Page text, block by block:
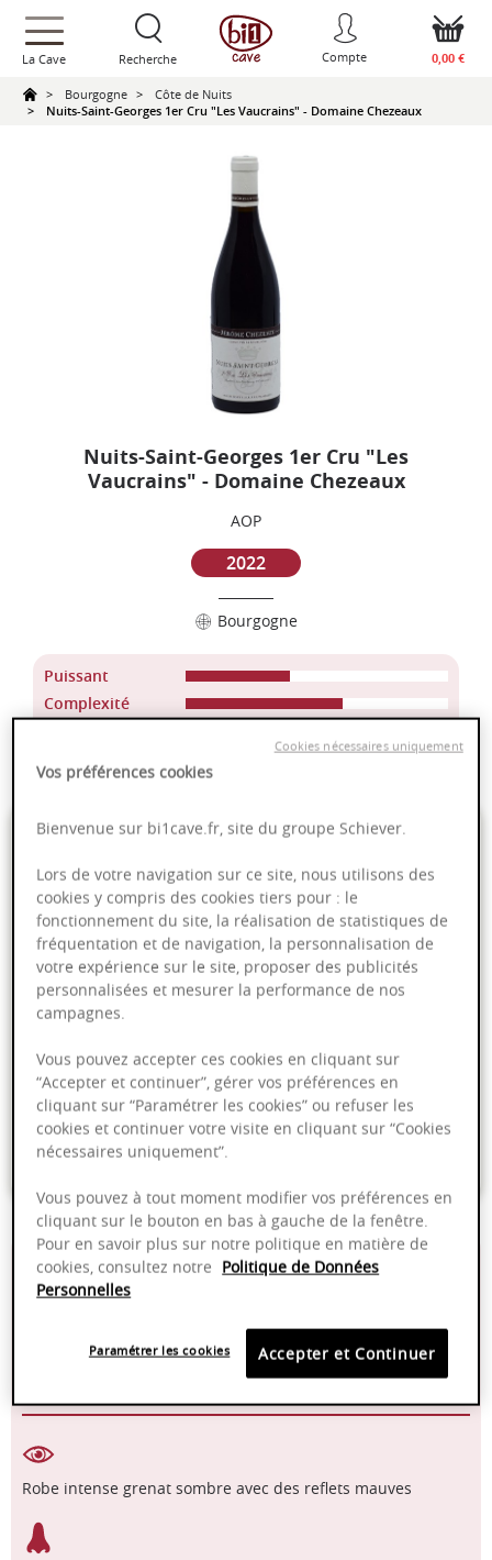
text.skipToContent
text.skipToNavigation
La Cave Recherche Compte 0,00 €
Bourgogne
Côte de Nuits
Nuits-Saint-Georges 1er Cru "Les Vaucrains" - Domaine Chezeaux
Nuits-Saint-Georges 1er Cru "Les
Vaucrains" - Domaine Chezeaux
AOP
2022
Bourgogne
Puissant
Complexité
85,00 €
75cl- soit113,33 €/ L
Livraison offerte dans nos points de vente
Emballage anti-casse
Paiement sécurisé
13,50% 16-18°C
Manuelle
Pinot Noir
Robe intense grenat sombre avec des reflets mauves
Vos préférences cookies
Bienvenue sur bi1cave.fr, site du groupe Schiever.
Lors de votre navigation sur ce site, nous utilisons des
cookies y compris des cookies tiers pour : le
fonctionnement du site, la réalisation de statistiques de
fréquentation et de navigation, la personnalisation de
votre expérience sur le site, proposer des publicités
personnalisées et mesurer la performance de nos
campagnes.
Vous pouvez accepter ces cookies en cliquant sur
“Accepter et continuer”, gérer vos préférences en
cliquant sur “Paramétrer les cookies” ou refuser les
cookies et continuer votre visite en cliquant sur “Cookies
nécessaires uniquement”.
Vous pouvez à tout moment modifier vos préférences en
cliquant sur le bouton en bas à gauche de la fenêtre.
Pour en savoir plus sur notre politique en matière de
cookies, consultez notre Politique de Données
Personnelles
Accepter et Continuer
Paramétrer les cookies
Cookies nécessaires uniquement